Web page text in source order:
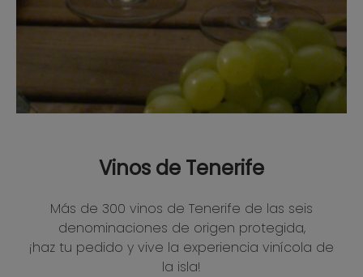
Vinos de Tenerife
Más de 300 vinos de Tenerife de las seis
denominaciones de origen protegida,
¡haz tu pedido y vive la experiencia vinícola de
la isla!